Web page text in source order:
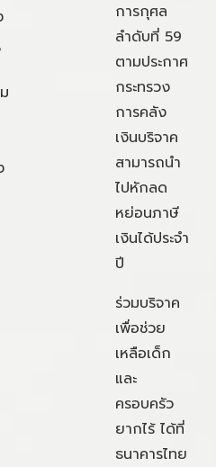
การกุศล
ลำดับที่ 59
ตามประกาศ
กระทรวง
การคลัง
เงินบริจาค
สามารถนำ
ไปหักลด
หย่อนภาษี
เงินได้ประจำ
ปี
ร่วมบริจาค
เพื่อช่วย
เหลือเด็ก
และ
ครอบครัว
ยากไร้ ได้ที่
ธนาคารไทย